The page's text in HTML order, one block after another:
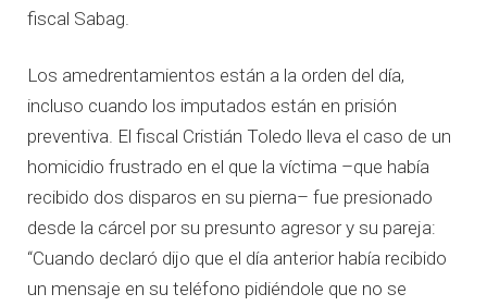
fiscal Sabag.
Los amedrentamientos están a la orden del día,
incluso cuando los imputados están en prisión
preventiva. El fiscal Cristián Toledo lleva el caso de un
homicidio frustrado en el que la víctima –que había
recibido dos disparos en su pierna– fue presionado
desde la cárcel por su presunto agresor y su pareja:
“Cuando declaró dijo que el día anterior había recibido
un mensaje en su teléfono pidiéndole que no se